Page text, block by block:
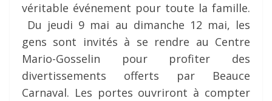
véritable événement pour toute la famille.
Du jeudi 9 mai au dimanche 12 mai, les
gens sont invités à se rendre au Centre
Mario-Gosselin pour profiter des
divertissements offerts par Beauce
Carnaval. Les portes ouvriront à compter